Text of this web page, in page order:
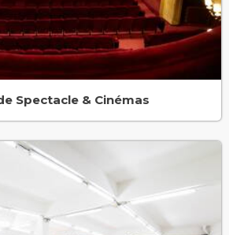
Spectacle & Cinémas